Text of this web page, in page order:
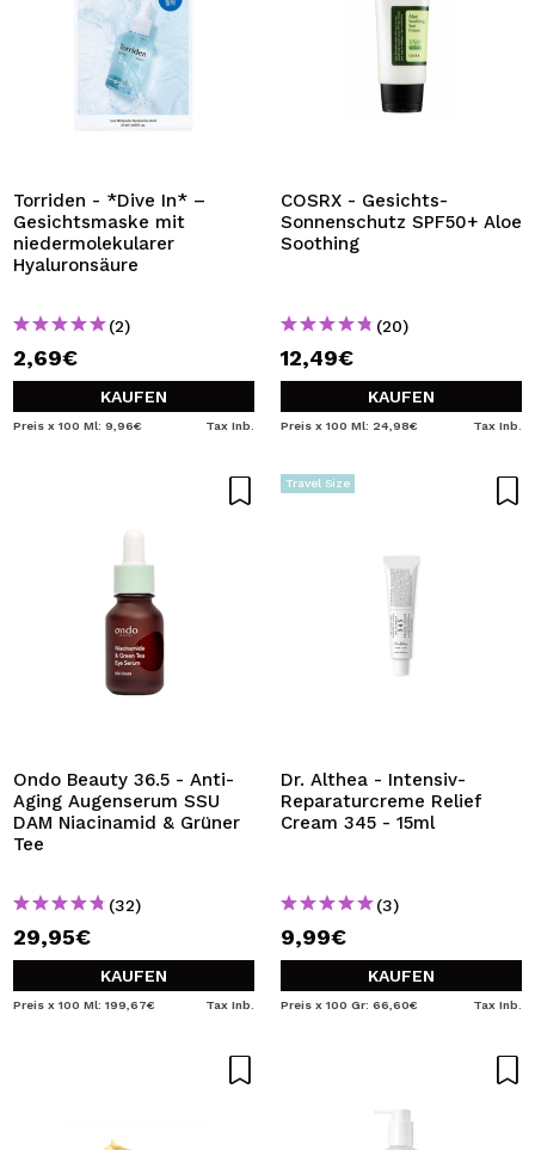
Torriden - *Dive In* –
Gesichtsmaske mit
niedermolekularer
Hyaluronsäure
(2)
2,69€
KAUFEN
Preis x 100 Ml: 9,96€ Tax Inb.
COSRX - Gesichts-
Sonnenschutz SPF50+ Aloe
Soothing
(20)
12,49€
KAUFEN
Preis x 100 Ml: 24,98€ Tax Inb.
Ondo Beauty 36.5 - Anti-
Aging Augenserum SSU
DAM Niacinamid & Grüner
Tee
(32)
29,95€
KAUFEN
Preis x 100 Ml: 199,67€ Tax Inb.
Travel Size
Dr. Althea - Intensiv-
Reparaturcreme Relief
Cream 345 - 15ml
(3)
9,99€
KAUFEN
Preis x 100 Gr: 66,60€ Tax Inb.